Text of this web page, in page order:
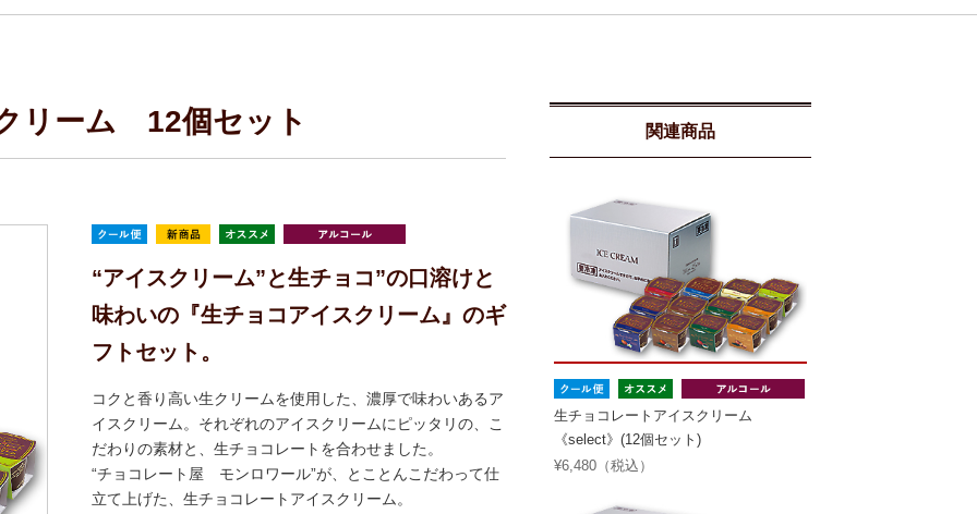
リーム 12個セット
“アイスクリーム”と生チョコ”の口溶けと
味わいの『生チョコアイスクリーム』のギ
フトセット。
コクと香り高い生クリームを使用した、濃厚で味わいあるア
イスクリーム。それぞれのアイスクリームにピッタリの、こ
だわりの素材と、生チョコレートを合わせました。
“チョコレート屋 モンロワール”が、とことんこだわって仕
立て上げた、生チョコレートアイスクリーム。
関連商品
生チョコレートアイスクリーム
《select》(12個セット)
¥6,480（税込）